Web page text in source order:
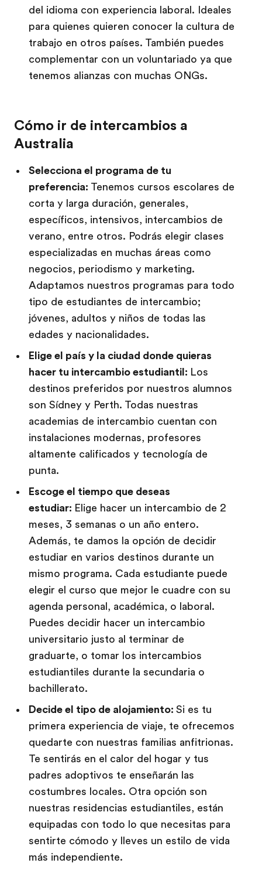
del idioma con experiencia laboral. Ideales
para quienes quieren conocer la cultura de
trabajo en otros países. También puedes
complementar con un voluntariado ya que
tenemos alianzas con muchas ONGs.
Cómo ir de intercambios a
Australia
Selecciona el programa de tu
preferencia: Tenemos cursos escolares de
corta y larga duración, generales,
específicos, intensivos, intercambios de
verano, entre otros. Podrás elegir clases
especializadas en muchas áreas como
negocios, periodismo y marketing.
Adaptamos nuestros programas para todo
tipo de estudiantes de intercambio;
jóvenes, adultos y niños de todas las
edades y nacionalidades.
Elige el país y la ciudad donde quieras
hacer tu intercambio estudiantil: Los
destinos preferidos por nuestros alumnos
son Sídney y Perth. Todas nuestras
academias de intercambio cuentan con
instalaciones modernas, profesores
altamente calificados y tecnología de
punta.
Escoge el tiempo que deseas
estudiar: Elige hacer un intercambio de 2
meses, 3 semanas o un año entero.
Además, te damos la opción de decidir
estudiar en varios destinos durante un
mismo programa. Cada estudiante puede
elegir el curso que mejor le cuadre con su
agenda personal, académica, o laboral.
Puedes decidir hacer un intercambio
universitario justo al terminar de
graduarte, o tomar los intercambios
estudiantiles durante la secundaria o
bachillerato.
Decide el tipo de alojamiento: Si es tu
primera experiencia de viaje, te ofrecemos
quedarte con nuestras familias anfitrionas.
Te sentirás en el calor del hogar y tus
padres adoptivos te enseñarán las
costumbres locales. Otra opción son
nuestras residencias estudiantiles, están
equipadas con todo lo que necesitas para
sentirte cómodo y lleves un estilo de vida
más independiente.